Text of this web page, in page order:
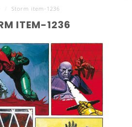
Storm item-1236
ITEM-1236